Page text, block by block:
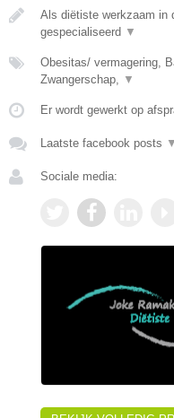
Als diëtiste werkzaam in
gespecialiseerd ▼
Obesitas/ vermagering,
Zwangerschap, ▼
Er wordt gewerkt op
Laatste facebook posts ▼
Sociale media: